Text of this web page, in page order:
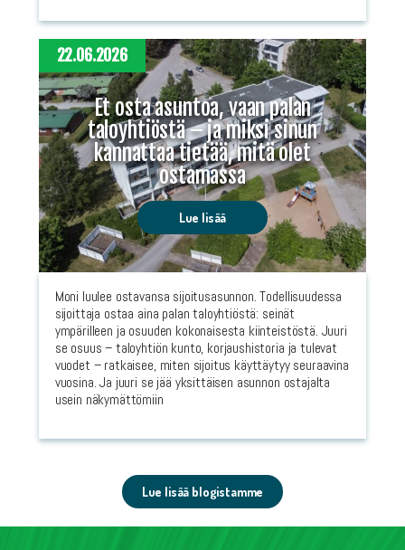
Et osta asuntoa, vaan palan
taloyhtiöstä – ja miksi sinun
kannattaa tietää, mitä olet
ostamassa
Lue lisää
22.06.2026
Moni luulee ostavansa sijoitusasunnon. Todellisuudessa
sijoittaja ostaa aina palan taloyhtiöstä: seinät
ympärilleen ja osuuden kokonaisesta kiinteistöstä. Juuri
se osuus – taloyhtiön kunto, korjaushistoria ja tulevat
vuodet – ratkaisee, miten sijoitus käyttäytyy seuraavina
vuosina. Ja juuri se jää yksittäisen asunnon ostajalta
usein näkymättömiin
Lue lisää blogistamme